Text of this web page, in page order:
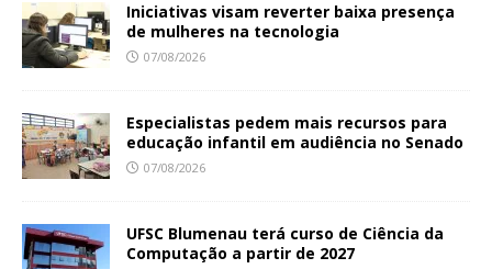
Iniciativas visam reverter baixa presença
de mulheres na tecnologia
07/08/2026
Especialistas pedem mais recursos para
educação infantil em audiência no Senado
07/08/2026
UFSC Blumenau terá curso de Ciência da
Computação a partir de 2027